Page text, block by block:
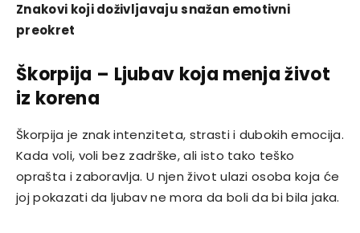
Znakovi koji doživljavaju snažan emotivni
preokret
Škorpija – Ljubav koja menja život
iz korena
Škorpija je znak intenziteta, strasti i dubokih emocija.
Kada voli, voli bez zadrške, ali isto tako teško
oprašta i zaboravlja. U njen život ulazi osoba koja će
joj pokazati da ljubav ne mora da boli da bi bila jaka.